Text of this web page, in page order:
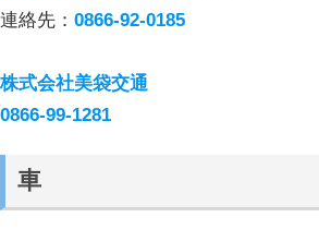
連絡先： 0866-92-0185
株式会社美袋交通
0866-99-1281
車